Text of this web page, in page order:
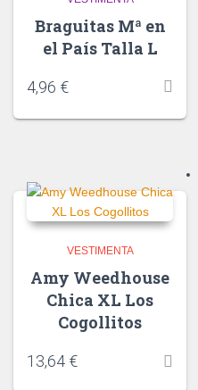
Braguitas Mª en
el País Talla L
4,96 €
VESTIMENTA
Amy Weedhouse
Chica XL Los
Cogollitos
13,64 €